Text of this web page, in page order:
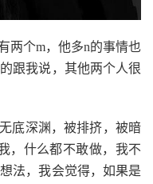
两个m，他多n的事情也
跟我说，其他两个人很
底深渊，被排挤，被暗
，什么都不敢做，我不
法，我会觉得，如果是